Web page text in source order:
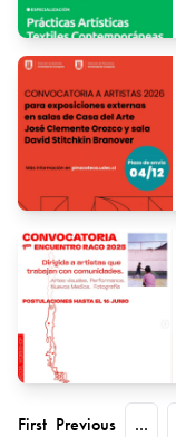
First Previous ...